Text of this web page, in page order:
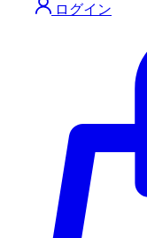
ログイン